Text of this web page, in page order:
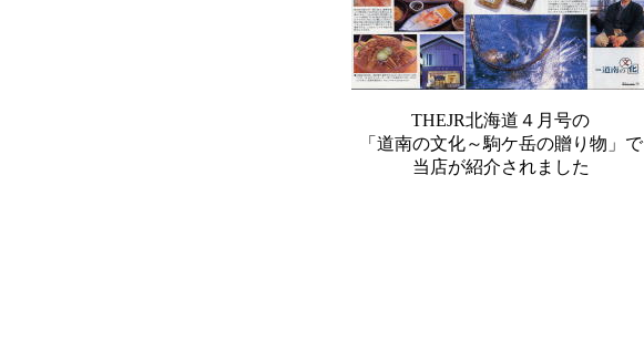
THEJR北海道４月号の
「道南の文化～駒ケ岳の贈り物」で
当店が紹介されました